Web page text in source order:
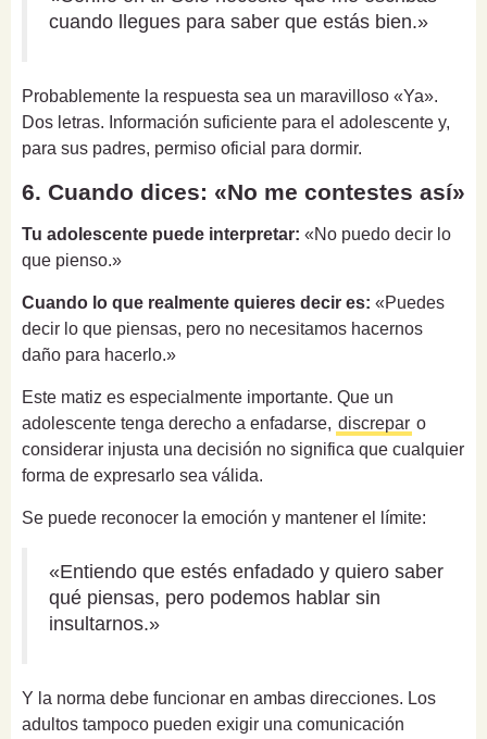
cuando llegues para saber que estás bien.»
Probablemente la respuesta sea un maravilloso «Ya».
Dos letras. Información suficiente para el adolescente y,
para sus padres, permiso oficial para dormir.
6. Cuando dices: «No me contestes así»
Tu adolescente puede interpretar: «No puedo decir lo
que pienso.»
Cuando lo que realmente quieres decir es: «Puedes
decir lo que piensas, pero no necesitamos hacernos
daño para hacerlo.»
Este matiz es especialmente importante. Que un
adolescente tenga derecho a enfadarse, discrepar o
considerar injusta una decisión no significa que cualquier
forma de expresarlo sea válida.
Se puede reconocer la emoción y mantener el límite:
«Entiendo que estés enfadado y quiero saber
qué piensas, pero podemos hablar sin
insultarnos.»
Y la norma debe funcionar en ambas direcciones. Los
adultos tampoco pueden exigir una comunicación